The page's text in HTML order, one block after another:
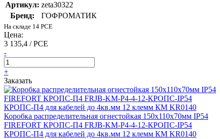
Артикул: zeta30322
Бренд:
ГОФРОМАТИК
На складе 14 PCE
Цена:
3 135,4 / PCE
-
+
Заказать
Коробка распределительная огнестойкая 150х110х70мм IP54
FIREFORT КРОПС-П4 FRJB-KM-P4-4-12-КРОПС-IP54
КРОПС-П4 для кабелей до 4кв.мм 12 клемм КМ KR0140